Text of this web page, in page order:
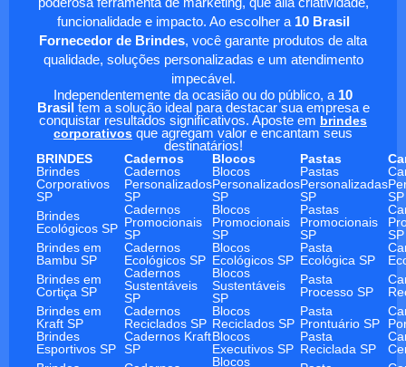
funcionalidade e impacto. Ao escolher a 10 Brasil
Fornecedor de Brindes, você garante produtos de alta
qualidade, soluções personalizadas e um atendimento
impecável.
Independentemente da ocasião ou do público, a 10
Brasiltem a solução ideal para destacar sua empresa e
conquistar resultados significativos. Aposte em brindes
corporativos que agregam valor e encantam seus
destinatários!
BRINDES
Cadernos Blocos Pastas
Brindes
Corporativos
SP
Cadernos
Personalizados
SP
Blocos
Personalizados
SP
Pastas
Personalizadas
SP
SP
Brindes
Ecológicos SP
Cadernos
Promocionais
SP
Blocos
Promocionais
SP
Pastas
Promocionais
SP
SP
Brindes em
Bambu SP
Cadernos
Ecológicos SP
Blocos
Ecológicos SP
Pasta
Ecológica SP
Brindes em
Cortiça SP
Cadernos
Sustentáveis
SP
Blocos
Sustentáveis
SP
Pasta
Processo SP
Brindes em
Kraft SP
Cadernos
Reciclados SP
Blocos
Reciclados SP
Pasta
Prontuário SP
Brindes
Esportivos SP
Cadernos Kraft
SP
Blocos
Executivos SP
Pasta
Reciclada SP
Blocos